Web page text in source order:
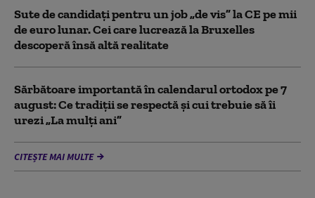
Sute de candidați pentru un job „de vis” la CE pe mii
de euro lunar. Cei care lucrează la Bruxelles
descoperă însă altă realitate
Sărbătoare importantă în calendarul ortodox pe 7
august: Ce tradiții se respectă și cui trebuie să îi
urezi „La mulți ani”
CITEȘTE MAI MULTE